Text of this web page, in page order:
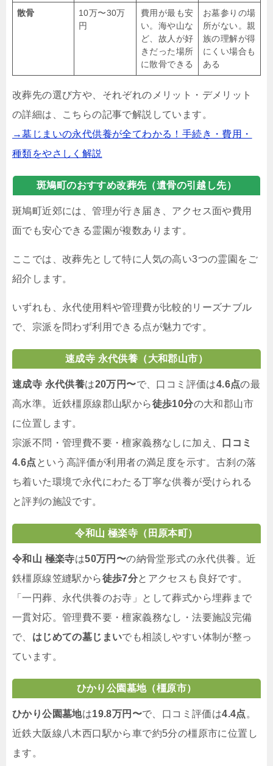
散骨
10万〜30万
円
費用が最も安
い。海や山な
ど、故人が好
きだった場所
に散骨できる
お墓参りの場
所がない。親
族の理解が得
にくい場合も
ある
改葬先の選び方や、それぞれのメリット・デメリット
の詳細は、こちらの記事で解説しています。
→墓じまいの永代供養が全てわかる！手続き・費用・
種類をやさしく解説
斑鳩町のおすすめ改葬先（遺骨の引越し先）
斑鳩町近郊には、管理が行き届き、アクセス面や費用
面でも安心できる霊園が複数あります。
ここでは、改葬先として特に人気の高い3つの霊園をご
紹介します。
いずれも、永代使用料や管理費が比較的リーズナブル
で、宗派を問わず利用できる点が魅力です。
速成寺 永代供養 （大和郡山市）
速成寺 永代供養は20万円〜で、口コミ評価は4.6点の最
高水準。近鉄橿原線郡山駅から徒歩10分の大和郡山市
に位置します。
宗派不問・管理費不要・檀家義務なしに加え、
口コミ
4.6点 という高評価が利用者の満足度を示す。古刹の落
ち着いた環境で永代にわたる丁寧な供養が受けられる
と評判の施設です。
令和山 極楽寺 （田原本町）
令和山 極楽寺は50万円〜の納骨堂形式の永代供養。近
鉄橿原線笠縫駅から徒歩7分とアクセスも良好です。
「一円葬、永代供養のお寺」として葬式から埋葬まで
一貫対応。管理費不要・檀家義務なし・法要施設完備
で、 はじめての墓じまいでも相談しやすい体制が整っ
ています。
ひかり公園墓地（橿原市）
ひかり公園墓地は19.8万円〜で、口コミ評価は4.4点 。
近鉄大阪線八木西口駅から車で約5分の橿原市に位置し
ます。